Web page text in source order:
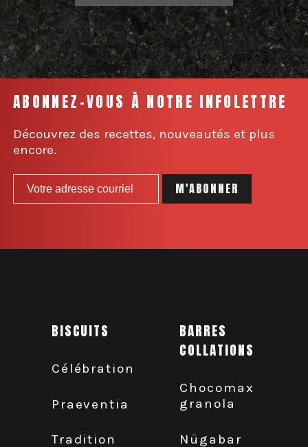
ABONNEZ-VOUS À NOTRE INFOLETTRE
Découvrez des recettes, nouveautés et plus
encore.
BISCUITS
Célébration
Praeventia
Tradition
BARRES
COLLATIONS
Chocomax
granola
Nügabar